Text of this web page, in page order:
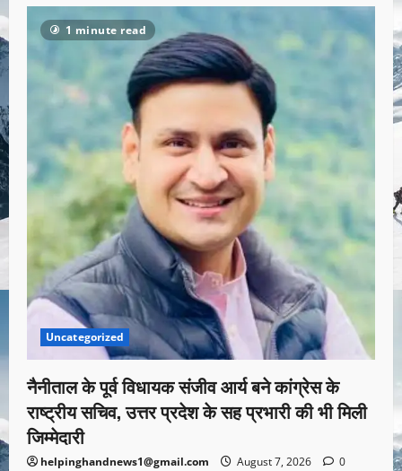
1 minute read
Uncategorized
नैनीताल के पूर्व विधायक संजीव आर्य बने कांग्रेस के
राष्ट्रीय सचिव, उत्तर प्रदेश के सह प्रभारी की भी मिली
जिम्मेदारी
helpinghandnews1@gmail.com August 7, 2026
0